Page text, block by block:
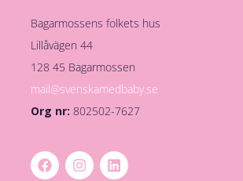
Bagarmossens folkets hus
Lillåvägen 44
128 45 Bagarmossen
mail@svenskamedbaby.se
Org nr: 802502-7627